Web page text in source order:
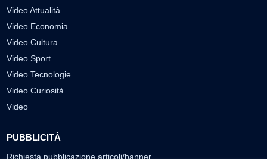
Video Attualità
Video Economia
Video Cultura
Video Sport
Video Tecnologie
Video Curiosità
Video
PUBBLICITÀ
Richiesta pubblicazione articoli/banner